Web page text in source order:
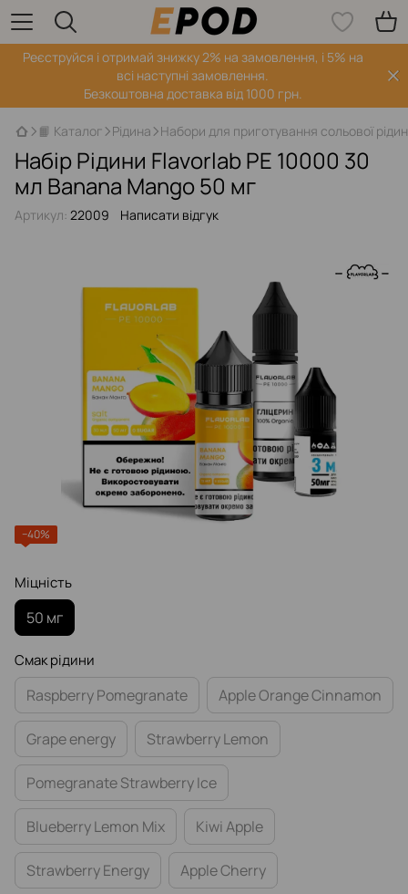
Реєструйся і отримай знижку 2% на замовлення, і 5% на
всі наступні замовлення.
Безкоштовна доставка від 1000 грн.
📙 Каталог Рідина Набори для приготування сольової
Набір Рідини Flavorlab PE 10000 30
мл Banana Mango 50 мг
Артикул: 22009 Написати відгук
−40%
Міцність
50 мг
Смак рідини
Raspberry Pomegranate Apple Orange Cinnamon
Grape energy Strawberry Lemon
Pomegranate Strawberry Ice
Blueberry Lemon Mix Kiwi Apple
Strawberry Energy Apple Cherry